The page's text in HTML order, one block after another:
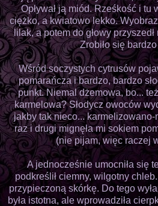
Opływał ją miód. Rześkość i tu
ciężko, a kwiatowo lekko.
lilak, a potem do głowy
Zrobiło się bardzo
Wśród soczystych cytrusów
pomarańcza i bardzo, bardzo
punkt. Niemal dżemowa, bo...
karmelowa? Słodycz owoców
jakby tak nieco...
raz i drugi mignęła mi sokiem
(nie pijam, więc raczej
A jednocześnie umocniła się
podkreślił ciemny, wilgotny
przypieczoną skórkę. Do tego
była istotna, ale wprowadziła